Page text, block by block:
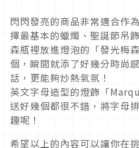
閃閃發亮的商品非常適合作
擇最基本的蠟燭、聖誕節吊
森瓶裡放進燈泡的「發光梅
個，瞬間就添了好幾分時尚
話，更能夠炒熱氣氛！
英文字母造型的燈飾「
送好幾個都很不錯，將字母
趣呢！
希望以上的內容可以讓你在